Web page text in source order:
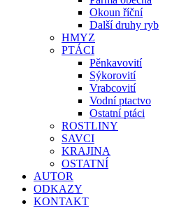
Okoun říční
Další druhy ryb
HMYZ
PTÁCI
Pěnkavovití
Sýkorovití
Vrabcovití
Vodní ptactvo
Ostatní ptáci
ROSTLINY
SAVCI
KRAJINA
OSTATNÍ
AUTOR
ODKAZY
KONTAKT